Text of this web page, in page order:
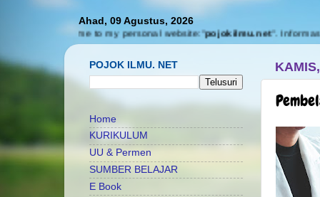
Ahad, 09 Agustus, 2026
Welcome to my personal website:"pojokilmu.net". Informasi Akurat
POJOK ILMU. NET
Home
KURIKULUM
UU & Permen
SUMBER BELAJAR
E Book